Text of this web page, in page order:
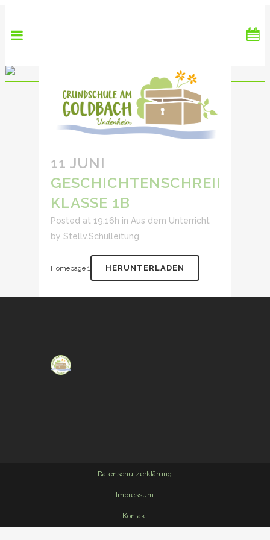
11 JUNI
GESCHICHTENSCHREIBER
KLASSE 1B
Posted at 19:16h in Aus dem Unterricht
by Stellv.Schulleitung
Homepage 1 HERUNTERLADEN
Datenschutzerklärung
Impressum
Kontakt